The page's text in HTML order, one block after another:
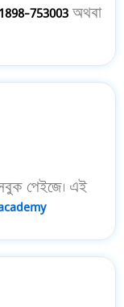
753003 অথবা
পেইজে। এই